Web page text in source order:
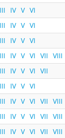
III IV V VI
III IV V VI
III IV V VI
III IV V VI VII VIII
III IV V VI VII
III IV V VI
III IV V VI VII VIII
III IV V VI VII VIII
III IV V VI VII VIII